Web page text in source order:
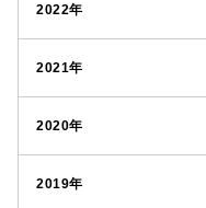
2022年
2021年
2020年
2019年